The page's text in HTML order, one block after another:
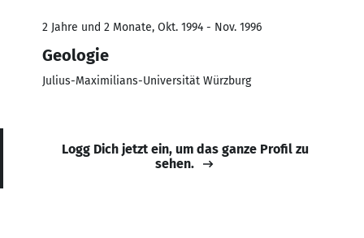
2 Jahre und 2 Monate, Okt. 1994 - Nov. 1996
Geologie
Julius-Maximilians-Universität Würzburg
Logg Dich jetzt ein, um das ganze Profil zu
sehen.